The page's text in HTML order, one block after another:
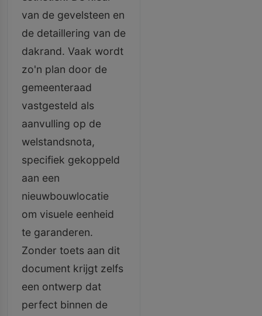
van de gevelsteen en
de detaillering van de
dakrand. Vaak wordt
zo'n plan door de
gemeenteraad
vastgesteld als
aanvulling op de
welstandsnota,
specifiek gekoppeld
aan een
nieuwbouwlocatie
om visuele eenheid
te garanderen.
Zonder toets aan dit
document krijgt zelfs
een ontwerp dat
perfect binnen de